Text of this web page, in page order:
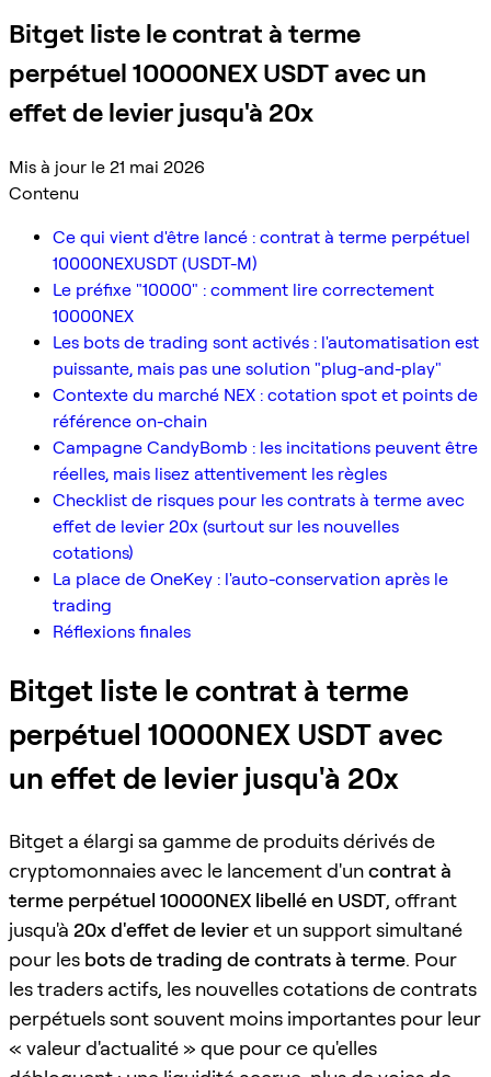
Bitget liste le contrat à terme
perpétuel 10000NEX USDT avec un
effet de levier jusqu'à 20x
Mis à jour le 21 mai 2026
Contenu
Ce qui vient d'être lancé : contrat à terme perpétuel
10000NEXUSDT (USDT-M)
Le préfixe "10000" : comment lire correctement
10000NEX
Les bots de trading sont activés : l'automatisation est
puissante, mais pas une solution "plug-and-play"
Contexte du marché NEX : cotation spot et points de
référence on-chain
Campagne CandyBomb : les incitations peuvent être
réelles, mais lisez attentivement les règles
Checklist de risques pour les contrats à terme avec
effet de levier 20x (surtout sur les nouvelles
cotations)
La place de OneKey : l'auto-conservation après le
trading
Réflexions finales
Bitget liste le contrat à terme
perpétuel 10000NEX USDT avec
un effet de levier jusqu'à 20x
Bitget a élargi sa gamme de produits dérivés de
cryptomonnaies avec le lancement d'uncontrat à
terme perpétuel 10000NEX libellé en USDT, offrant
jusqu'à 20x d'effet de levieret un support simultané
pour les bots de trading de contrats à terme. Pour
les traders actifs, les nouvelles cotations de contrats
perpétuels sont souvent moins importantes pour leur
« valeur d'actualité » que pour ce qu'elles